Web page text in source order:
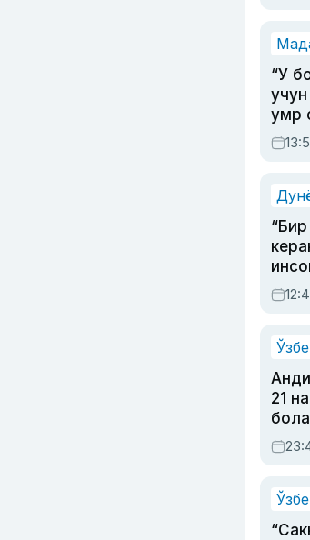
“У
умр
21